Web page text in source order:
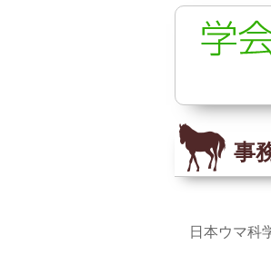
事
日本ウマ科